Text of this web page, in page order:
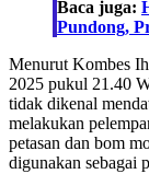
Baca juga:
Pundong,
Menurut Kombes
2025 pukul 21.40
tidak dikenal
melakukan
petasan dan bom
digunakan sebagai